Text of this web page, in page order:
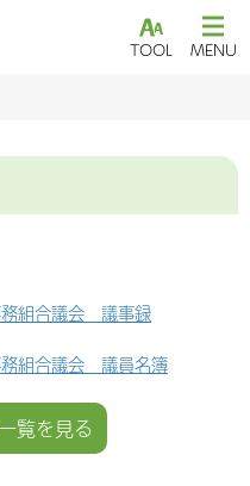
TOOL MENU
組合議会 議事録
組合議会 議員名簿
覧を見る